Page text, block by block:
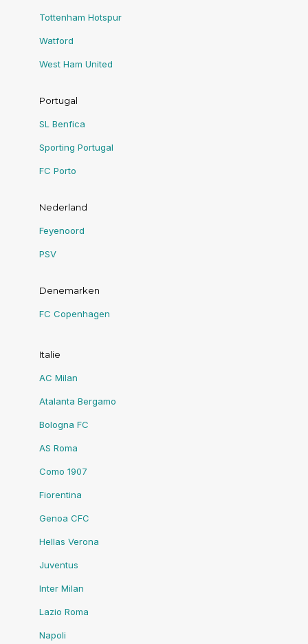
Tottenham Hotspur
Watford
West Ham United
Portugal
SL Benfica
Sporting Portugal
FC Porto
Nederland
Feyenoord
PSV
Denemarken
FC Copenhagen
Italie
AC Milan
Atalanta Bergamo
Bologna FC
AS Roma
Como 1907
Fiorentina
Genoa CFC
Hellas Verona
Juventus
Inter Milan
Lazio Roma
Napoli